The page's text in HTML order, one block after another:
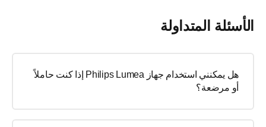
الأسئلة المتداولة
هل يمكنني استخدام جهاز Philips Lumea إذا كنت حاملاً
أو مرضعة؟